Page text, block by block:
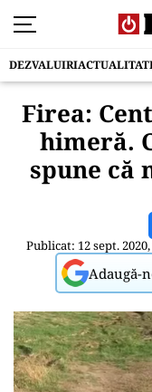
DEZVALUIRI
Firea:
himeră.
spune că
Publicat: 12 sept.
Adaugă-